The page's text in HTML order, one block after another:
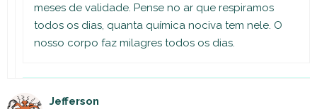
meses de validade. Pense no ar que respiramos
todos os dias, quanta química nociva tem nele. O
nosso corpo faz milagres todos os dias.
Jefferson